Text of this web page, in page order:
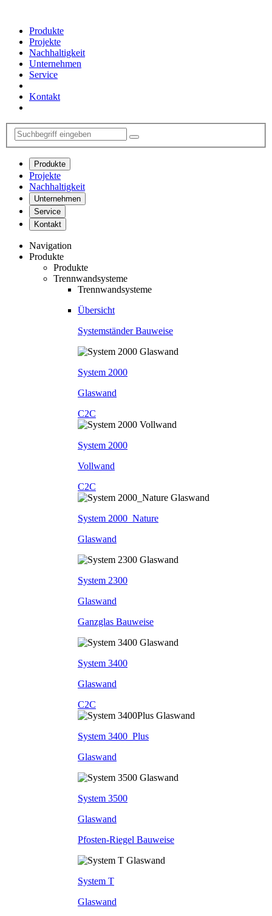
Produkte
Projekte
Nachhaltigkeit
Unternehmen
Service
Kontakt
Produkte
Projekte
Nachhaltigkeit
Unternehmen
Service
Kontakt
Navigation
Produkte
Produkte
Trennwandsysteme
Trennwandsysteme
Übersicht
Systemständer Bauweise
System 2000
Glaswand
C2C
System 2000
Vollwand
C2C
System 2000_Nature
Glaswand
System 2300
Glaswand
Ganzglas Bauweise
System 3400
Glaswand
C2C
System 3400_Plus
Glaswand
System 3500
Glaswand
Pfosten-Riegel Bauweise
System T
Glaswand